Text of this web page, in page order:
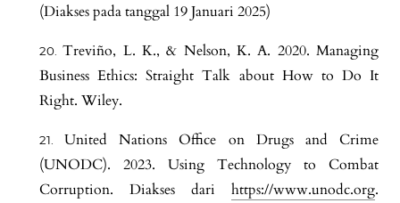
(Diakses pada tanggal 19 Januari 2025)
Treviño, L. K., & Nelson, K. A. 2020. Managing
Business Ethics: Straight Talk about How to Do It
Right. Wiley.
United Nations Office on Drugs and Crime
(UNODC). 2023. Using Technology to Combat
Corruption. Diakses dari https://www.unodc.org.